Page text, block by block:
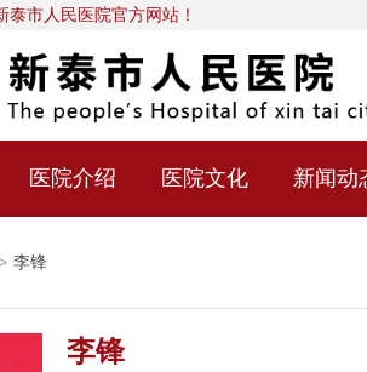
泰市人民医院官方网站！
医院介绍 医院文化 新闻动
李锋
李锋